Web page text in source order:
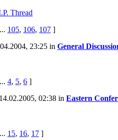
Thread
... 105, 106, 107 ]
23:25 in General
... 4, 5, 6 ]
02:38 in Eastern
... 15, 16, 17 ]